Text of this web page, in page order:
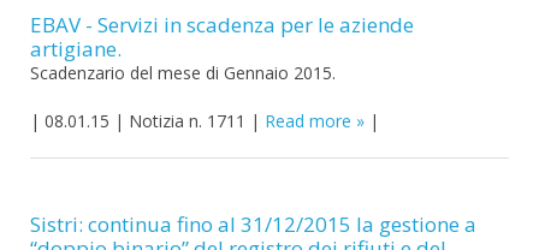
EBAV - Servizi in scadenza per le aziende
artigiane.
Scadenzario del mese di Gennaio 2015.
| 08.01.15 | Notizia n. 1711 | Read more |
Sistri: continua fino al 31/12/2015 la gestione a